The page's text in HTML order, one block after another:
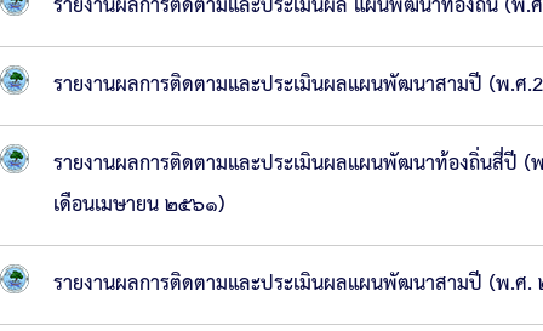
ช่าง
กอง
การ
ศึกษา
สา
รายงานผลการติดตามและประเมินผลแผนพัฒนาสามปี (พ.
รายงานผลการติดตามและประเมินผลแผนพัฒนาท้องถิ่นสี่
เดือนเมษายน ๒๕๖๑)
รายงานผลการติดตามและประเมินผลแผนพัฒนาสามปี (พ